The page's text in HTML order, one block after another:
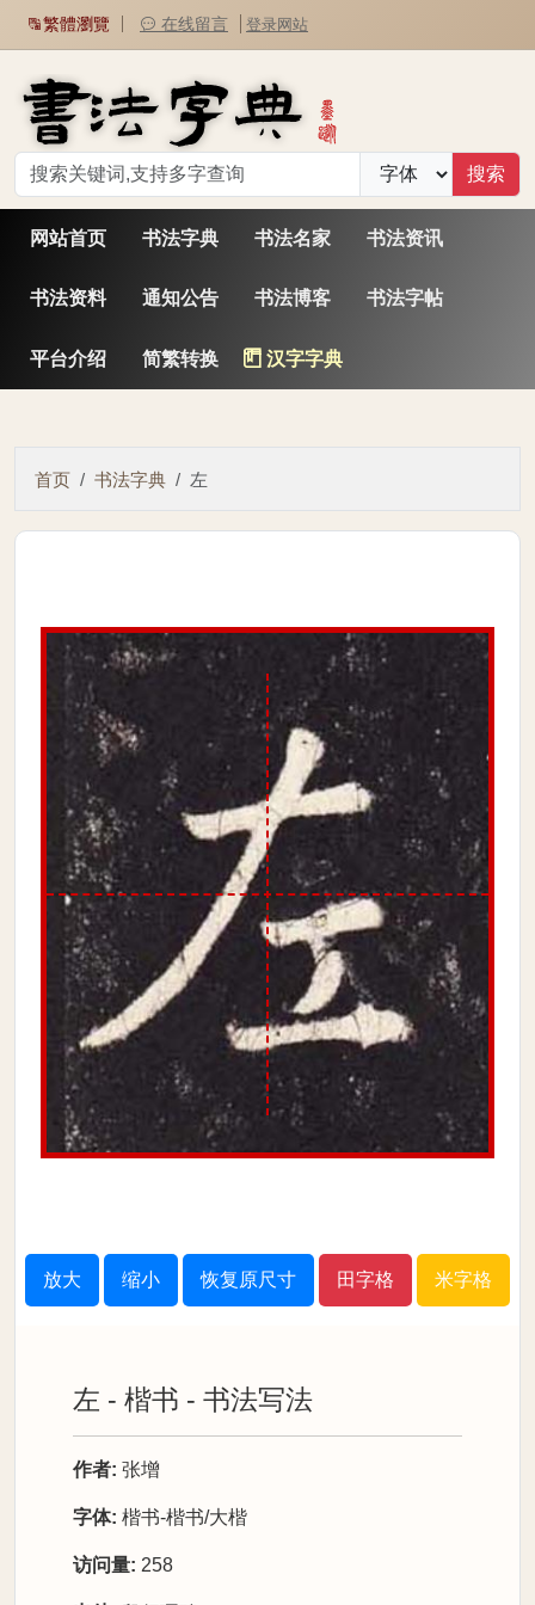
繁體瀏覽 在线留言 登录网站
网站首页 书法字典 书法名家 书法资讯
书法资料 通知公告 书法博客 书法字帖
平台介绍 简繁转换 汉字字典
首页 书法字典 左
放大 缩小 恢复原尺寸 田字格 米字格
左 - 楷书 - 书法写法
作者: 张增
字体: 楷书-楷书/大楷
访问量: 258